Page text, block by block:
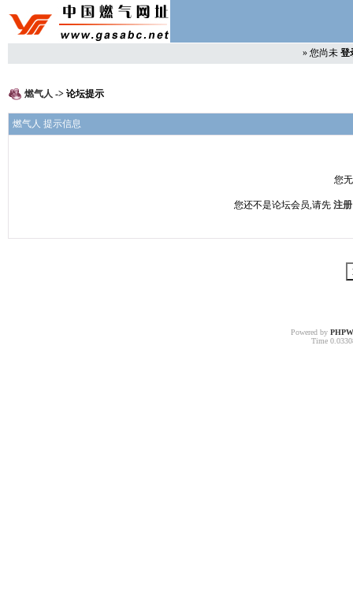
» 您尚未 登
燃气人 -> 论坛提示
燃气人 提示信息
您
您还不是论坛会员,请先 注册
Powered by
Time